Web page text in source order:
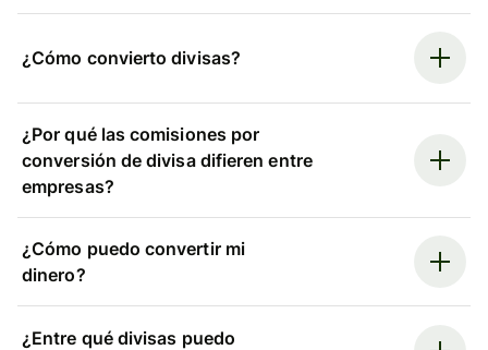
¿Cómo convierto divisas?
¿Por qué las comisiones por
conversión de divisa difieren entre
empresas?
¿Cómo puedo convertir mi
dinero?
¿Entre qué divisas puedo